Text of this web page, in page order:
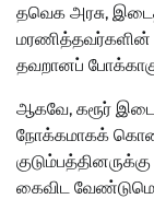
தவெக அரசு,
மரணித்தவர்களின்
தவறானப்
ஆகவே, கரூர்
நோக்கமாகக்
கைவிட